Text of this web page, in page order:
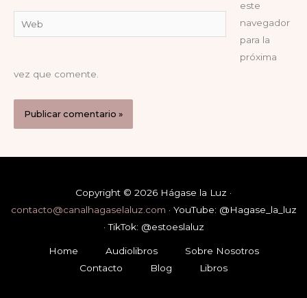
este
navegador
para la
próxima
vez que comente.
Copyright © 2026 Hágase la Luz ·
contacto@canalhagaselaluz.com · YouTube: @Hagase_la_luz
· TikTok: @estoeslaluz
Home Audiolibros
Sobre Nosotros
Contacto
Blog Libros